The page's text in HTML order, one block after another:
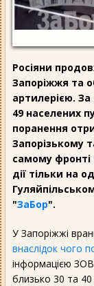
Росіяни
Запоріжжя та
артилерією.
49 населених
поранення
Запорізькому
самому фронті
дії тільки на
"ЗаБор".
У Запоріжжі
внаслідок чого
інформацією
близько 30 та 40